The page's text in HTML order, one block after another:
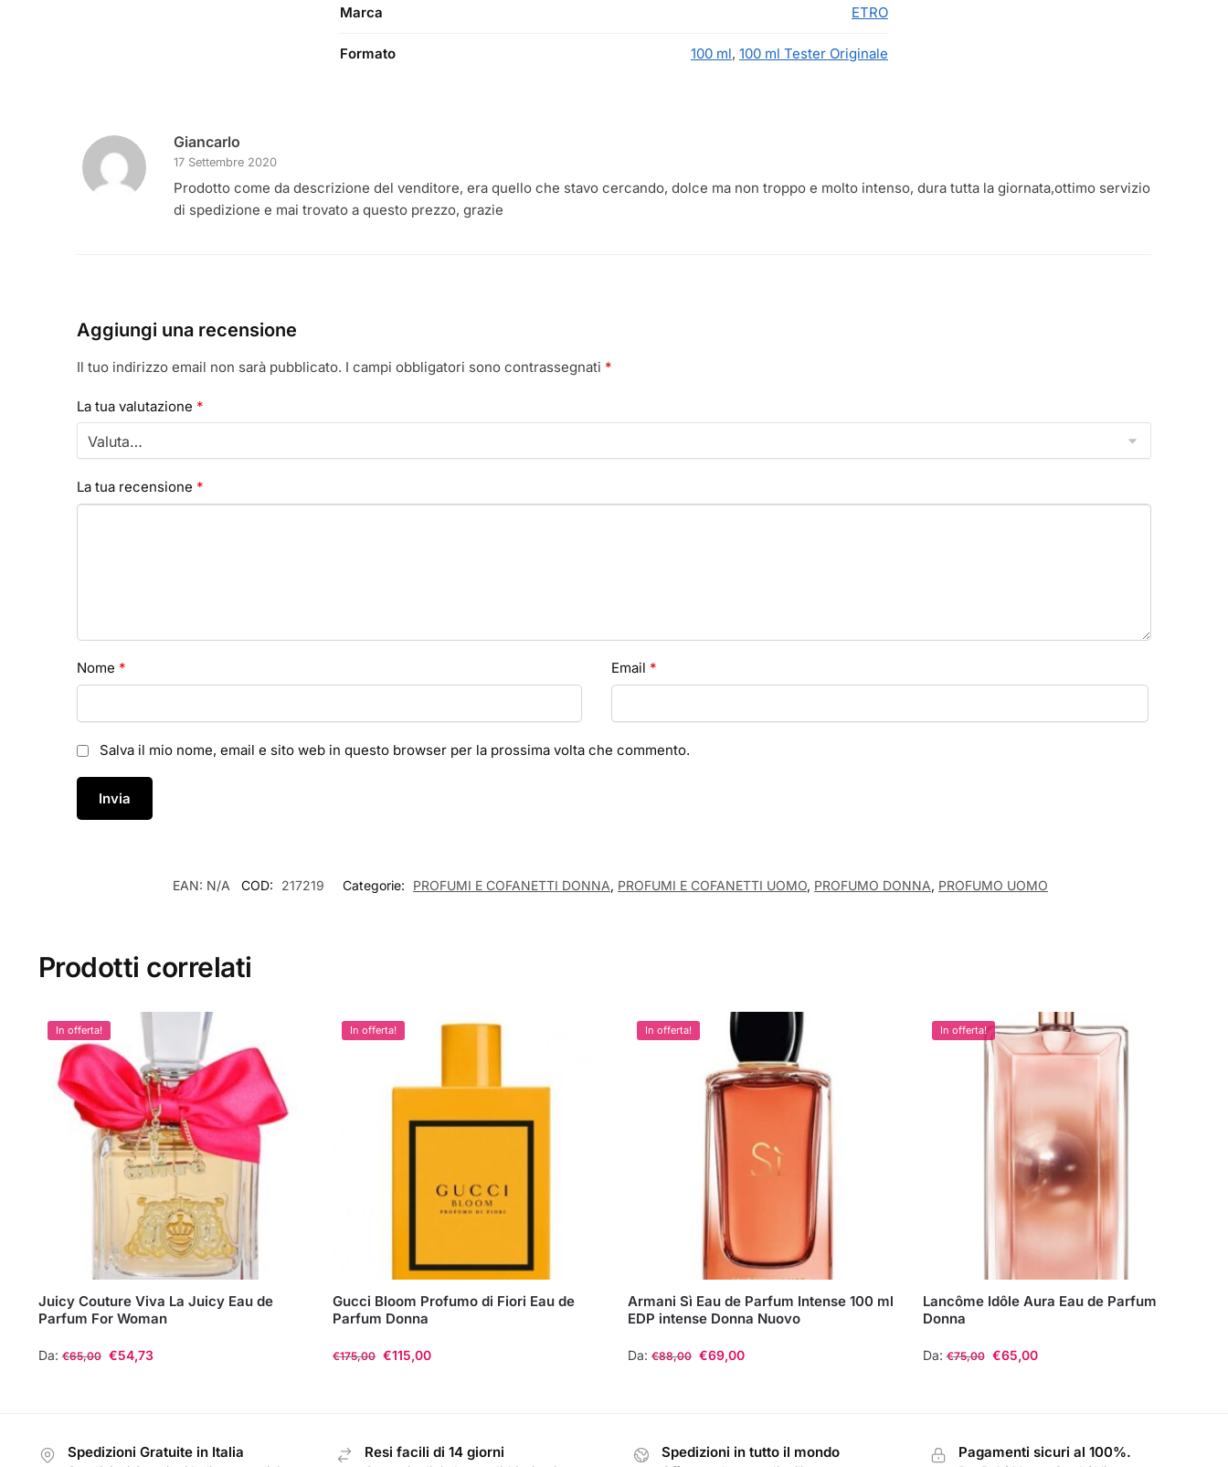
Marca ETRO
Formato 100 ml, 100 ml Tester Originale
Giancarlo
17 Settembre 2020
Prodotto come da descrizione del venditore, era quello che stavo cercando, dolce ma non troppo e molto intenso, dura tutta la giornata,ottimo servizio
di spedizione e mai trovato a questo prezzo, grazie
Aggiungi una recensione
Il tuo indirizzo email non sarà pubblicato. I campi obbligatori sono contrassegnati *
La tua valutazione *
La tua recensione *
Nome * Email *
Salva il mio nome, email e sito web in questo browser per la prossima volta che commento.
EAN: N/A COD: 217219 Categorie: PROFUMI E COFANETTI DONNA, PROFUMI E COFANETTI UOMO, PROFUMO DONNA, PROFUMO UOMO
Prodotti correlati
In offerta!
Juicy Couture Viva La Juicy Eau de
Parfum For Woman
Da: €65,00 €54,73
più
In offerta!
Gucci Bloom Profumo di Fiori Eau de
Parfum Donna
€175,00 €115,00
più
In offerta!
Armani Sì Eau de Parfum Intense 100 ml
EDP intense Donna Nuovo
Da: €88,00 €69,00
più
In offerta!
Lancôme Idôle Aura Eau de Parfum
Donna
Da:€75,00 €65,00
più
Spedizioni Gratuite in Italia Resi facili di 14 giorni Spedizioni in tutto il mondo Pagamenti sicuri al 100%.